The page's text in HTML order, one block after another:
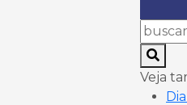
Veja